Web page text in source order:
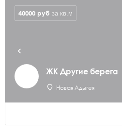
ЖК Другие берега
Новая Адыгея
40000 руб за кв.м